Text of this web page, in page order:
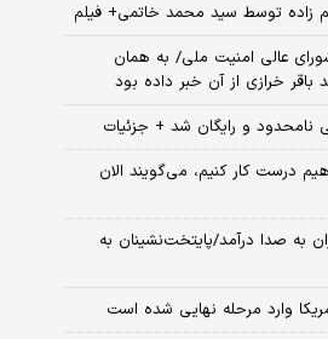
زاده توسط سید محمد خاتمی+ فیلم
عالی امنیت ملی/ به همان
خرازی از آن خبر داده بود
و رایگان شد + جزئیات
درست کار کنیم، می‌گویند الان
به صدا درآمد/پایتخت‌نشینان به
وارد مرحله نهایی شده است